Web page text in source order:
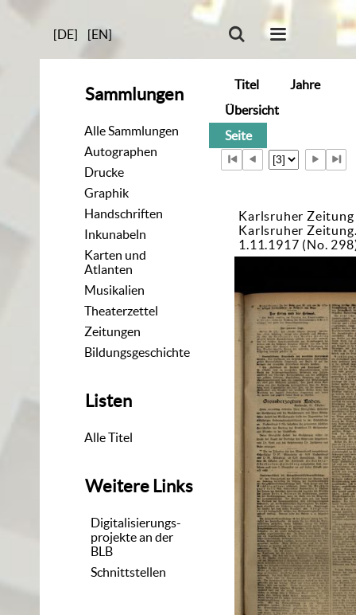
[DE] [EN]
Sammlungen
Alle Sammlungen
Autographen
Drucke
Graphik
Handschriften
Inkunabeln
Karten und
Atlanten
Musikalien
Theaterzettel
Zeitungen
Bildungsgeschichte
Listen
Alle Titel
Weitere Links
Digitalisierungs-
projekte an der
BLB
Schnittstellen
Titel
Jahre
Übersicht
Seite
Karlsruher Zeitung
Karlsruher
1.11.1917 (No.